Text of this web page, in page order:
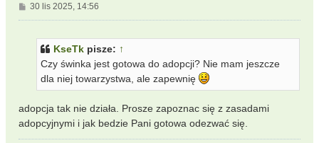
P
o
30 lis 2025, 14:56
KseTk pisze: ↑
Czy świnka jest gotowa do adopcji? Nie mam jeszcze
dla niej towarzystwa, ale zapewnię
adopcja tak nie działa. Prosze zapoznac się z zasadami
adopcyjnymi i jak bedzie Pani gotowa odezwać się.